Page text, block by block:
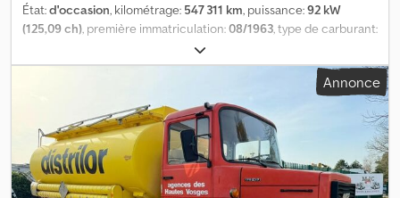
État:d'occasion, kilométrage: 547 311 km, puissance:92 kW
(125,09 ch) , première immatriculation:08/1963 , type de carburant:
2 essieux
d'engrenage:mécanique, Magirus Deutz F Mercur 125 A, véhicule
de pompiers 4x4, année de fabrication 1963 Tout en un coup
d'œil : · Première immatriculation : 28.08.1963 · Moteur : 125 ch / 92
kW · Kilométrage : 547 311 km · Empattement : 3 mm · Couleur :
rouge · Boîte de vitesses : manuelle · Pneus : 1er essieu : 8,25-20 2e
essieu : 8,25-20 · Remarque : disponible immédiatement
Équipement spécial : · Magirus Deutz F Mercur 125 A 4x4, camion
Annonce